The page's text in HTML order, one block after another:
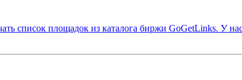
список площадок из каталога биржи GoGetLinks. У